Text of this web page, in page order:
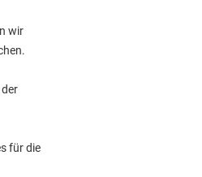
wir
für die